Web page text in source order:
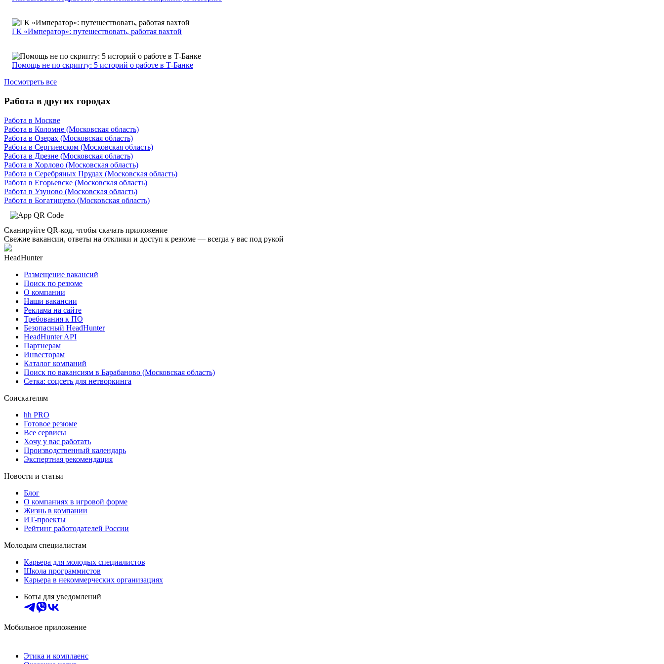
ГК «Император»: путешествовать, работая вахтой
Помощь не по скрипту: 5 историй о работе в Т-Банке
Посмотреть все
Работа в других городах
Работа в Москве
Работа в Коломне (Московская область)
Работа в Озерах (Московская область)
Работа в Сергиевском (Московская область)
Работа в Дрезне (Московская область)
Работа в Хорлово (Московская область)
Работа в Серебряных Прудах (Московская область)
Работа в Егорьевске (Московская область)
Работа в Узуново (Московская область)
Работа в Богатищево (Московская область)
Сканируйте QR-код, чтобы скачать приложение
Свежие вакансии, ответы на отклики и доступ к резюме — всегда у вас под рукой
HeadHunter
Размещение вакансий
Поиск по резюме
О компании
Наши вакансии
Реклама на сайте
Требования к ПО
Безопасный HeadHunter
HeadHunter API
Партнерам
Инвесторам
Каталог компаний
Поиск по вакансиям в Барабаново (Московская область)
Сетка: соцсеть для нетворкинга
Соискателям
hh PRO
Готовое резюме
Все сервисы
Хочу у вас работать
Производственный календарь
Экспертная рекомендация
Новости и статьи
Блог
О компаниях в игровой форме
Жизнь в компании
ИТ-проекты
Рейтинг работодателей России
Молодым специалистам
Карьера для молодых специалистов
Школа программистов
Карьера в некоммерческих организациях
Боты для уведомлений
Мобильное приложение
Этика и комплаенс